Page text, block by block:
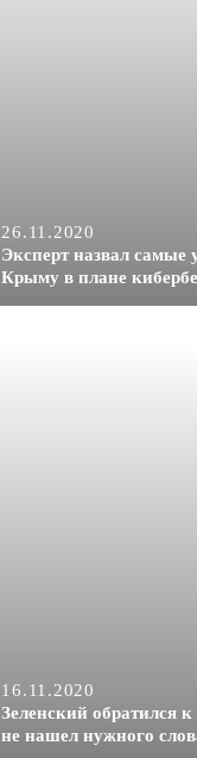
26.11.2020
Эксперт назвал самые
Крыму в плане
16.11.2020
Зеленский обратился
не нашел нужного